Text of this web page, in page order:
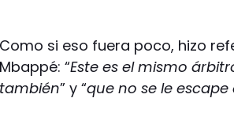
Como si eso fuera poco, hizo
Mbappé: “Este es el mismo
también” y “que no se le